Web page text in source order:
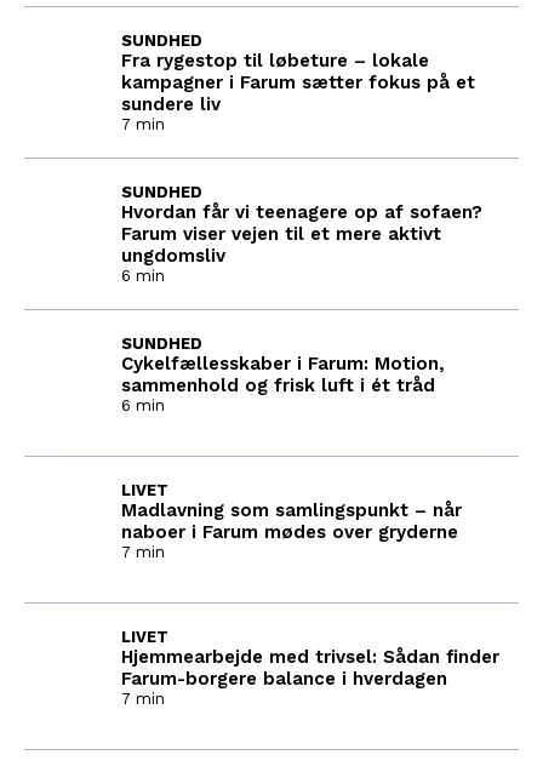
Fra rygestop til løbeture – lokale
kampagner i Farum sætter fokus på et
sundere liv
SUNDHED
7 min
Hvordan får vi teenagere op af sofaen?
Farum viser vejen til et mere aktivt
ungdomsliv
SUNDHED
6 min
Cykelfællesskaber i Farum: Motion,
sammenhold og frisk luft i ét tråd
SUNDHED
6 min
Madlavning som samlingspunkt – når
naboer i Farum mødes over gryderne
LIVET
7 min
Hjemmearbejde med trivsel: Sådan finder
Farum-borgere balance i hverdagen
LIVET
7 min